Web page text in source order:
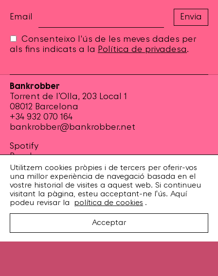
Email
Consenteixo l'ús de les meves dades per
als fins indicats a la Política de privadesa.
Bankrobber
Torrent de l’Olla, 203 Local 1
08012 Barcelona
+34 932 070 164
bankrobber@bankrobber.net
Spotify
Bandcamp
Facebook
Twitter
Instagram
Artistes
Discos
Utilitzem cookies pròpies i de tercers per oferir-vos
una millor experiència de navegació basada en el
vostre historial de visites a aquest web. Si continueu
visitant la pàgina, esteu acceptant-ne l'ús. Aquí
podeu revisar la
política de cookies .
Acceptar